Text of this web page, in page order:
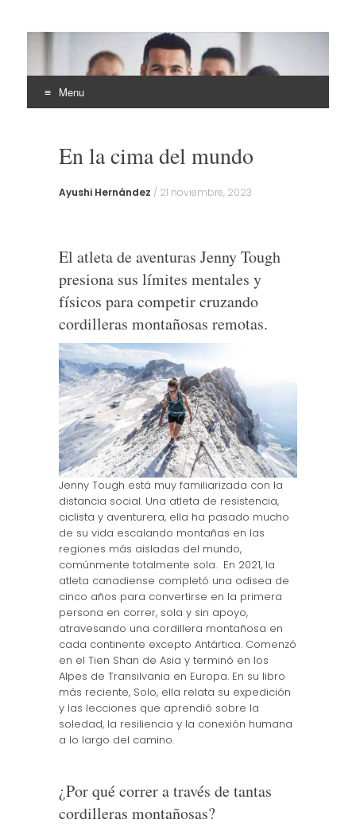
EHLI
UNINTER
Menu
contentEn la cima del mundo
Ayushi Hernández / 21 noviembre, 2023
El atleta de aventuras Jenny Tough
presiona sus límites mentales y
físicos para competir cruzando
cordilleras montañosas remotas.
Jenny Tough está muy familiarizada con la
distancia social. Una atleta de resistencia,
ciclista y aventurera, ella ha pasado mucho
de su vida escalando montañas en las
regiones más aisladas del mundo,
comúnmente totalmente sola. En 2021, la
atleta canadiense completó una odisea de
cinco años para convertirse en la primera
persona en correr, sola y sin apoyo,
atravesando una cordillera montañosa en
cada continente excepto Antártica. Comenzó
en el Tien Shan de Asia y terminó en los
Alpes de Transilvania en Europa. En su libro
más reciente, Solo, ella relata su expedición
y las lecciones que aprendió sobre la
soledad, la resiliencia y la conexión humana
a lo largo del camino.
¿Por qué correr a través de tantas
cordilleras montañosas?